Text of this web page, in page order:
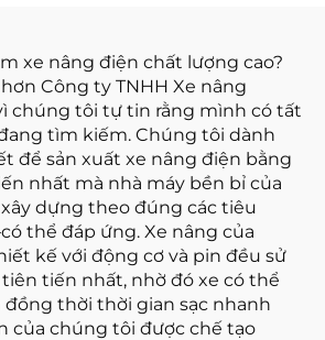
xe nâng điện chất lượng cao?
Công ty TNHH Xe nâng
chúng tôi tự tin rằng mình có tất
tìm kiếm. Chúng tôi dành
để sản xuất xe nâng điện bằng
nhất mà nhà máy bền bỉ của
dựng theo đúng các tiêu
thể đáp ứng. Xe nâng của
kế với động cơ và pin đều sử
tiến nhất, nhờ đó xe có thể
đồng thời thời gian sạc nhanh
của chúng tôi được chế tạo